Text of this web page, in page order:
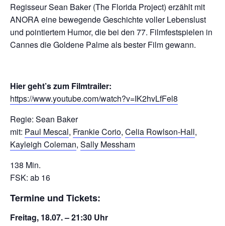
Regisseur Sean Baker (The Florida Project) erzählt mit
ANORA eine bewegende Geschichte voller Lebenslust
und pointiertem Humor, die bei den 77. Filmfestspielen in
Cannes die Goldene Palme als bester Film gewann.
Hier geht’s zum Filmtrailer:
https://www.youtube.com/watch?v=IK2hvLfFel8
Regie: Sean Baker
mit: Paul Mescal, Frankie Corio, Celia Rowlson-Hall,
Kayleigh Coleman, Sally Messham
138 Min.
FSK: ab 16
Termine und Tickets:
Freitag, 18.07. – 21:30 Uhr